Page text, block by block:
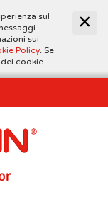
sul
sui
Policy. Se
cookie.